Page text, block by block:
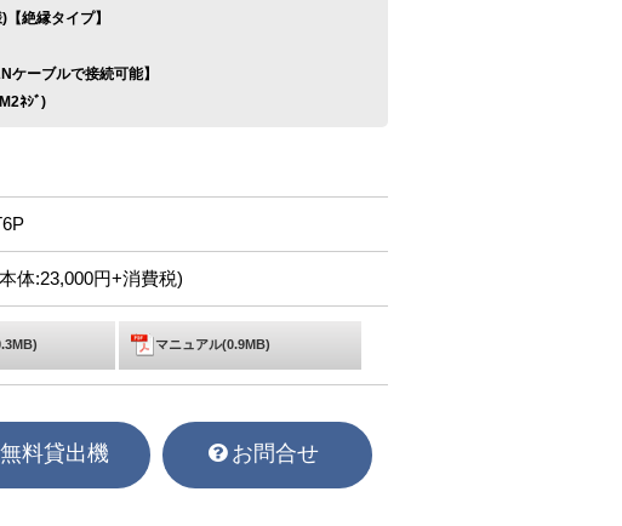
絶縁タイプ】
ケーブルで接続可能】
ﾈｼﾞ)
体:23,000円+消費税)
マニュアル(0.9MB)
無料貸出機 お問合せ